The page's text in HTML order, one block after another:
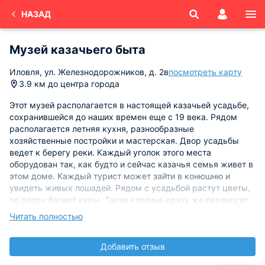
НАЗАД
Музей казачьего быта
Иловля, ул. Железнодорожников, д. 2впосмотреть карту
3.9 км до центра города
Этот музей располагается в настоящей казачьей усадьбе,
сохранившейся до наших времен еще с 19 века. Рядом
располагается летняя кухня, разнообразные
хозяйственные постройки и мастерская. Двор усадьбы
ведет к берегу реки. Каждый уголок этого места
оборудован так, как будто и сейчас казачья семья живет в
этом доме. Каждый турист может зайти в конюшню и
увидеть живых лошадей. Рядом с усадьбой растут цветы,
по двору бегают куры. Такая картина сразу же переносит
на несколько веков назад, помогая понять быт и традиции
казаков. Именно здесь отдыхающие могут заказать конные
прогулки по одноименной реке.
Внутри дома также царит обстановка 19 века. Мебель,
Читать полностью
Добавить отзыв